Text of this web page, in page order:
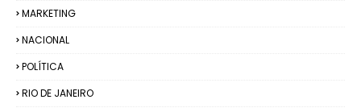
MARKETING
NACIONAL
POLÍTICA
RIO DE JANEIRO